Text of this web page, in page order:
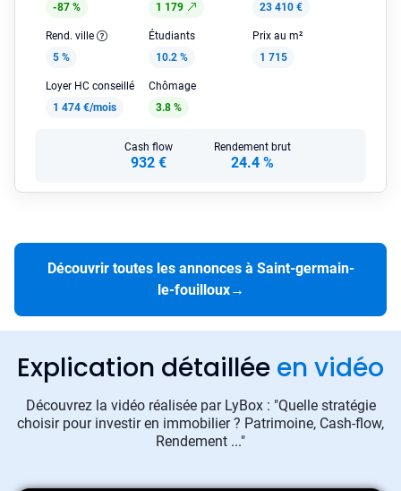
-87 %
1 179
23 410 €
Rend. ville
5 %
Étudiants
10.2 %
Prix au m²
1 715
Loyer HC conseillé
1 474 €/mois
Chômage
3.8 %
Cash flow
932 €
Rendement brut
24.4 %
Découvrir toutes les annonces à Saint-germain-
le-fouilloux→
Explication détaillée en vidéo
Découvrez la vidéo réalisée par LyBox : "Quelle stratégie
choisir pour investir en immobilier ? Patrimoine, Cash-flow,
Rendement ..."